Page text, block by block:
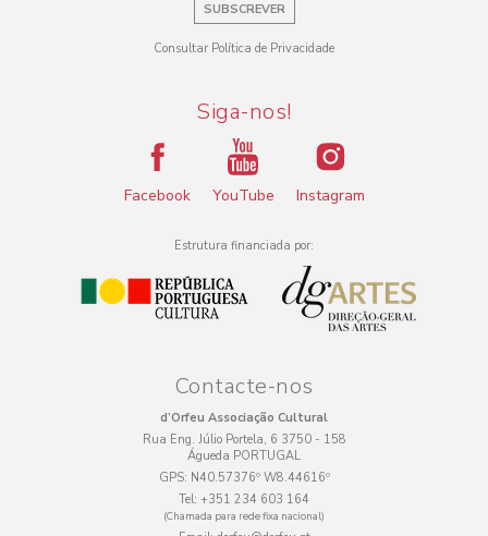
SUBSCREVER
Consultar Política de Privacidade
Siga-nos!
Facebook YouTube Instagram
Estrutura financiada por:
Contacte-nos
d’Orfeu Associação Cultural
Rua Eng. Júlio Portela, 6 3750 - 158
Águeda PORTUGAL
GPS: N40.57376º W8.44616º
Tel: +351 234 603 164
(Chamada para rede fixa nacional)